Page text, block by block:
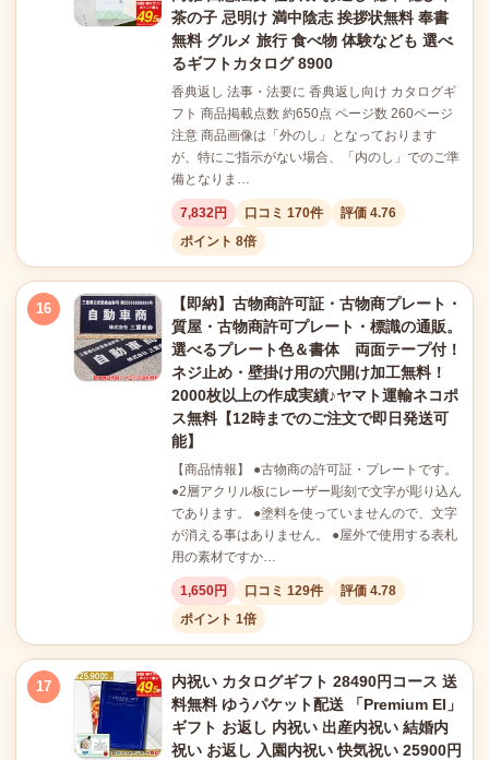
茶の子 忌明け 満中陰志 挨拶状無料 奉書
無料 グルメ 旅行 食べ物 体験なども 選べ
るギフトカタログ 8900
香典返し 法事・法要に 香典返し向け カタログギ
フト 商品掲載点数 約650点 ページ数 260ページ
注意 商品画像は「外のし」となっております
が、特にご指示がない場合、「内のし」でのご準
備となりま…
7,832円 口コミ 170件
評価 4.76
ポイント 8倍
16
【即納】古物商許可証・古物商プレート・
質屋・古物商許可プレート・標識の通販。
選べるプレート色＆書体 両面テープ付！
ネジ止め・壁掛け用の穴開け加工無料！
2000枚以上の作成実績♪ヤマト運輸ネコポ
ス無料【12時までのご注文で即日発送可
能】
【商品情報】 ●古物商の許可証・プレートです。
●2層アクリル板にレーザー彫刻で文字が彫り込ん
であります。 ●塗料を使っていませんので、文字
が消える事はありません。 ●屋外で使用する表札
用の素材ですか…
1,650円 口コミ 129件
評価 4.78
ポイント 1倍
17
内祝い カタログギフト 28490円コース 送
料無料 ゆうパケット配送 「Premium El」
ギフト お返し 内祝い 出産内祝い 結婚内
祝い お返し 入園内祝い 快気祝い 25900円